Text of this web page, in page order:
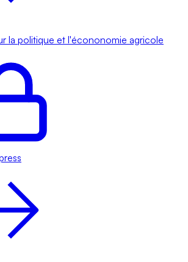
la politique et l'écononomie agricole